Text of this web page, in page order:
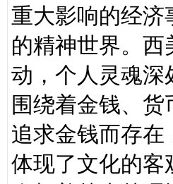
重大影响的经济
的精神世界。
动，个人灵魂深
围绕着金钱、
追求金钱而存
体现了文化的客